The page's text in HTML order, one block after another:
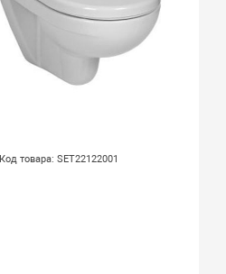
Код товара: SET22122001